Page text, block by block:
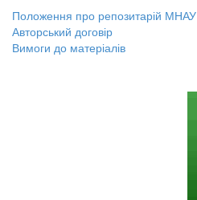
Положення про репозитарій МНАУ
Авторський договір
Вимоги до матеріалів